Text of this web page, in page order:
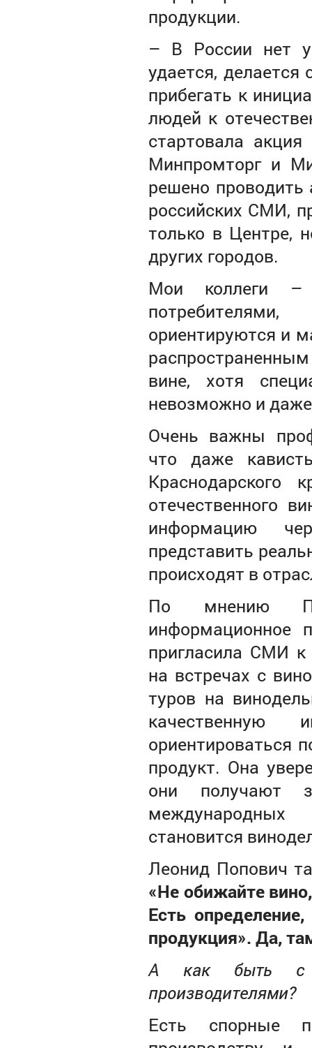
продукции.
– В России нет
удается, делается
прибегать к
людей к
стартовала
Минпромторг и
решено
российских СМИ,
только в Центре,
других городов.
Мои коллеги
ориентируются и
вине, хотя
невозможно и
Очень важны
что даже
отечественного
информацию
представить
происходят в
По мнению
информационное
пригласила СМИ к
на встречах с
туров на
ориентироваться
продукт. Она
они получают
международных
становится
Леонид Попович
«Не обижайте
Есть
продукция». Да,
А как быть с
производителями?
Есть спорные